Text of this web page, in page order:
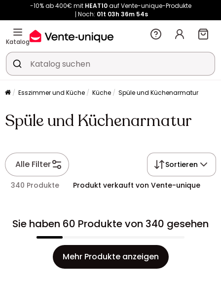
Noch:01t 03h 36m53s
Kauf-unique wird zu Vente-unique - Gleicher Shop, neuer Name!
-10% ab 400€ mit HEAT10 auf Vente-unique-Produkte
Noch:01t03h
Katalog
Esszimmer und Küche Küche Spüle und Küchenarmatur
Spüle und Küchenarmatur
Alle Filter Sortieren
340 Produkte Produkt verkauft von Vente-unique
Sie haben 60 Produkte von 340 gesehen
Mehr Produkte anzeigen